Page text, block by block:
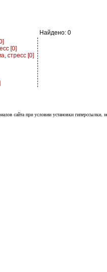
Найдено: 0
[0]
стресс [0]
сайта при условии установки